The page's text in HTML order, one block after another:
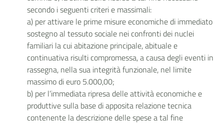
secondo i seguenti criteri e massimali:
a) per attivare le prime misure economiche di immediato
sostegno al tessuto sociale nei confronti dei nuclei
familiari la cui abitazione principale, abituale e
continuativa risulti compromessa, a causa degli eventi in
rassegna, nella sua integrità funzionale, nel limite
massimo di euro 5.000,00;
b) per l’immediata ripresa delle attività economiche e
produttive sulla base di apposita relazione tecnica
contenente la descrizione delle spese a tal fine